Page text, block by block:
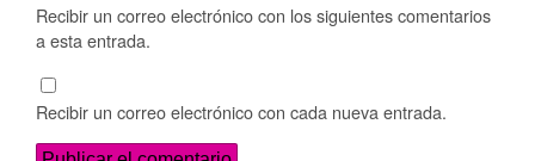
Recibir un correo electrónico con los siguientes comentarios
a esta entrada.
Recibir un correo electrónico con cada nueva entrada.